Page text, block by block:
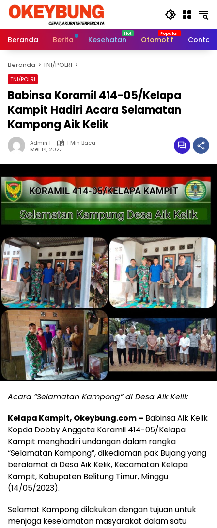
Langsung
Beranda
Berita Kesehatan Otomotif Contoh
Beranda TNI/POLRI
TNI/POLRI
Babinsa Koramil 414-05/Kelapa
Kampit Hadiri Acara Selamatan
Kampong Aik Kelik
Admin 1
1 Min Baca
Mei 14, 2023
Acara “Selamatan Kampong” di Desa Aik Kelik
Kelapa Kampit, Okeybung.com – Babinsa Aik Kelik
Kopda Dobby Anggota Koramil 414-05/Kelapa
Kampit menghadiri undangan dalam rangka
“Selamatan Kampong”, dikediaman pak Bujang yang
beralamat di Desa Aik Kelik, Kecamatan Kelapa
Kampit, Kabupaten Belitung Timur, Minggu
(14/05/2023).
Selamat Kampong dilakukan dengan tujuan untuk
menjaga keselamatan masyarakat dalam satu